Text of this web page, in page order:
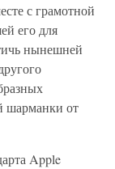
с грамотной
его для
нынешней
шарманки от
Apple